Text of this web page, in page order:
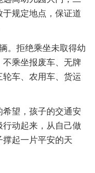
规定地点，保证道
。拒绝乘坐未取得幼
不乘坐报废车、无牌
车、农用车、货运
望，孩子的交通安
动起来，从自己做
起一片平安的天